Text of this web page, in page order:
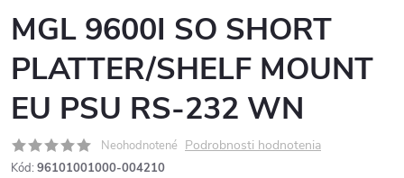
MGL 9600I SO SHORT
PLATTER/SHELF MOUNT
EU PSU RS-232 WN
Neohodnotené Podrobnosti hodnotenia
Kód: 96101001000-004210